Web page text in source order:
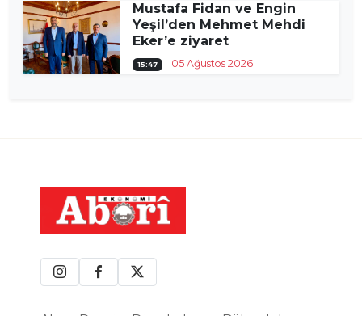
Mustafa Fidan ve Engin
Yeşil’den Mehmet Mehdi
Eker’e ziyaret
15:47 05 Ağustos 2026